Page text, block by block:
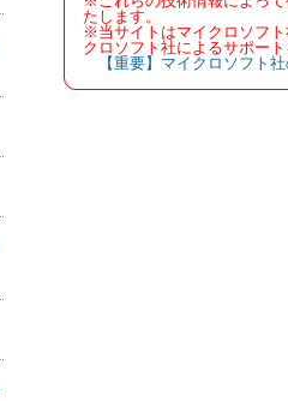
たします。
※当サイトはマイクロソフ
クロソフト社によるサポー
【重要】マイクロソフト